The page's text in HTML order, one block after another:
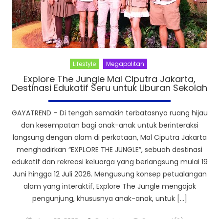
Lifestyle Megapolitan
Explore The Jungle Mal Ciputra Jakarta,
Destinasi Edukatif Seru untuk Liburan Sekolah
GAYATREND – Di tengah semakin terbatasnya ruang hijau
dan kesempatan bagi anak-anak untuk berinteraksi
langsung dengan alam di perkotaan, Mal Ciputra Jakarta
menghadirkan “EXPLORE THE JUNGLE”, sebuah destinasi
edukatif dan rekreasi keluarga yang berlangsung mulai 19
Juni hingga 12 Juli 2026. Mengusung konsep petualangan
alam yang interaktif, Explore The Jungle mengajak
pengunjung, khususnya anak-anak, untuk […]